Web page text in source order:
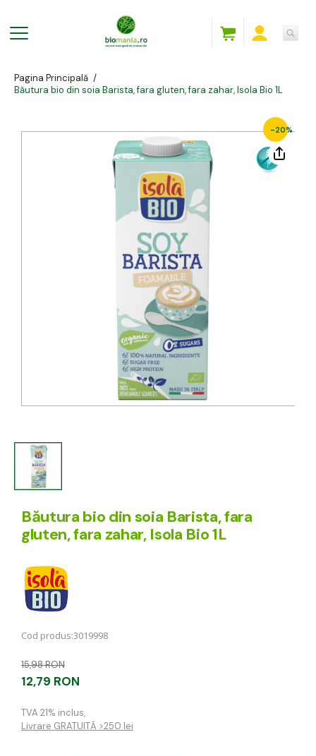
Pagina Principală /
Băutura bio din soia Barista, fara gluten, fara zahar, Isola Bio 1L
-20%
Băutura bio din soia Barista, fara
gluten, fara zahar, Isola Bio 1L
Cod produs:3019998
15,98 RON
12,79 RON
TVA 21% inclus,
Livrare GRATUITĂ >250 lei